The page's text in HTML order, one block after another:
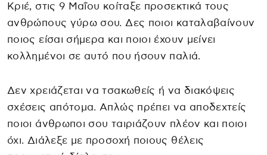
Κριέ, στις 9 Μαΐου κοίταξε προσεκτικά τους
ανθρώπους γύρω σου. Δες ποιοι καταλαβαίνουν
ποιος είσαι σήμερα και ποιοι έχουν μείνει
κολλημένοι σε αυτό που ήσουν παλιά.
Δεν χρειάζεται να τσακωθείς ή να διακόψεις
σχέσεις απότομα. Απλώς πρέπει να αποδεχτείς
ποιοι άνθρωποι σου ταιριάζουν πλέον και ποιοι
όχι. Διάλεξε με προσοχή ποιους θέλεις